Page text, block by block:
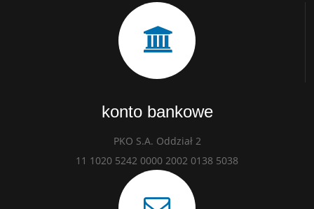
konto bankowe
PKO S.A. Oddział 2
11 1020 5242 0000 2002 0138 5038